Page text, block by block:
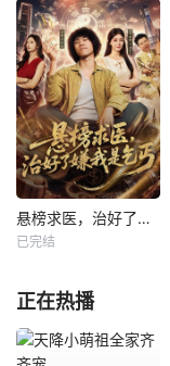
悬榜求医，治好了嫌我是乞丐
已完结
正在热播